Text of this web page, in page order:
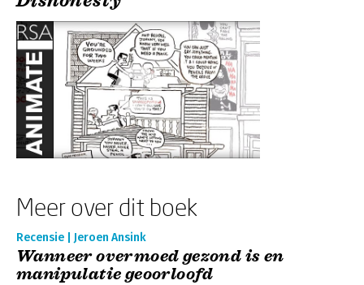
Meer over dit boek
Recensie | Jeroen Ansink
Wanneer overmoed gezond is en
manipulatie geoorloofd